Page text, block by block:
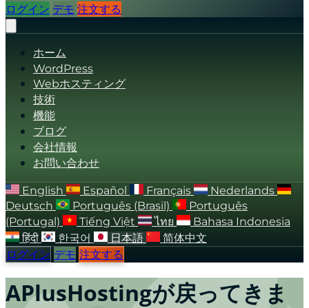
ログイン デモ 注文する
ホーム
WordPress
Webホスティング
技術
機能
ブログ
会社情報
お問い合わせ
English Español Français
Nederlands
Deutsch
Português (Brasil)
Português
(Portugal)
Tiếng Việt ไทย
Bahasa Indonesia
हिंदी
한국어 日本語 简体中文
ログイン デモ 注文する
APlusHostingが戻ってきま